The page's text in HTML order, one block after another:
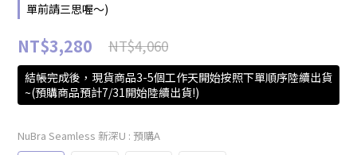
單前請三思喔～)
NT$3,280 NT$4,060
結帳完成後，現貨商品3-5個工作天開始按照下單順序陸續出貨
~(預購商品預計7/31開始陸續出貨!)
NuBra Seamless 新深U : 預購A